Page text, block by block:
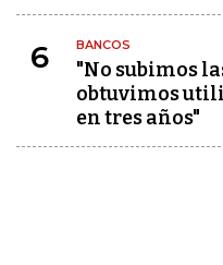
6 BANCOS
"No subimos
obtuvimos
en tres años"